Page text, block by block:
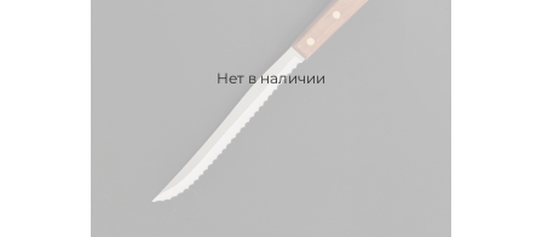
Нет в наличии